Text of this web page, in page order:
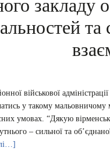
закладу
військової
у такому мальовничому
умовах. “Дякую
– сильної та